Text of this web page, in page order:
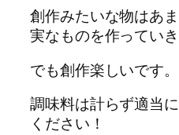
創作みたいな物はあ
実なものを作っていき
でも創作楽しいです
調味料は計らず適当
ください！